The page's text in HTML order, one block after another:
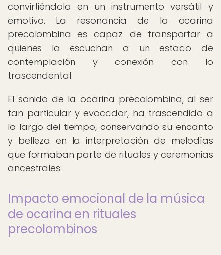
convirtiéndola en un instrumento versátil y
emotivo. La resonancia de la ocarina
precolombina es capaz de transportar a
quienes la escuchan a un estado de
contemplación y conexión con lo
trascendental.
El sonido de la ocarina precolombina, al ser
tan particular y evocador, ha trascendido a
lo largo del tiempo, conservando su encanto
y belleza en la interpretación de melodías
que formaban parte de rituales y ceremonias
ancestrales.
Impacto emocional de la música
de ocarina en rituales
precolombinos